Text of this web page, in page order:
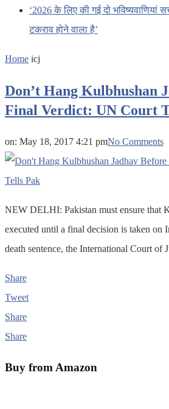
‘2026 के लिए की गई दो भविष्यवाणियां
टकराव होने वाला है’
Home icj
Don’t Hang Kulbhushan
Final Verdict: UN Court
on: May 18, 2017 4:21 pmNo Comments
NEW DELHI: Pakistan must ensure that
executed until a final decision is taken on
death sentence, the International Court of
Share
Tweet
Share
Share
Buy from Amazon